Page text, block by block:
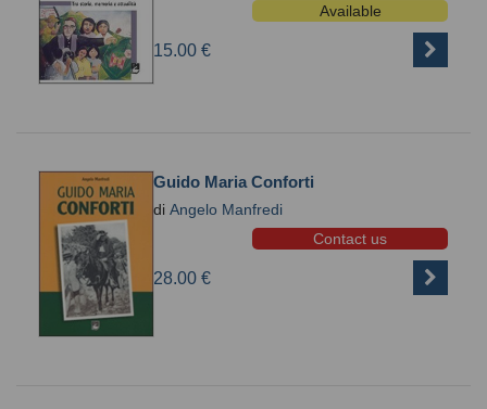
Available
15.00 €
Guido Maria Conforti
di Angelo Manfredi
Contact us
28.00 €